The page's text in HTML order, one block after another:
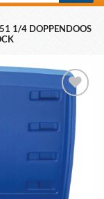
1/4 DOPPENDOOS